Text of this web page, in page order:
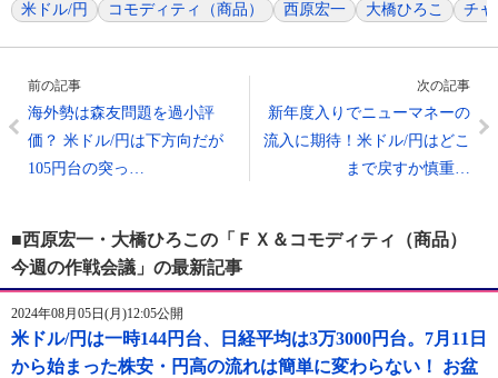
米ドル/円 コモディティ（商品） 西原宏一 大橋ひろこ チャ
前の記事
海外勢は森友問題を過小評
価？ 米ドル/円は下方向だが
105円台の突っ…
次の記事
新年度入りでニューマネーの
流入に期待！米ドル/円はどこ
まで戻すか慎重…
■西原宏一・大橋ひろこの「ＦＸ＆コモディティ（商品）
今週の作戦会議」の最新記事
2024年08月05日(月)12:05公開
米ドル/円は一時144円台、日経平均は3万3000円台。7月11日
から始まった株安・円高の流れは簡単に変わらない！ お盆